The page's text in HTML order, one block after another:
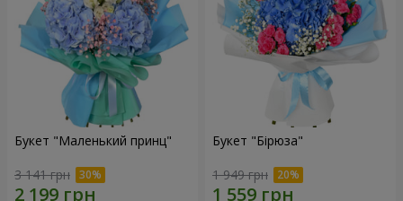
Букет "Маленький принц"
3 141 грн
Букет "Бірюза"
1 949 грн